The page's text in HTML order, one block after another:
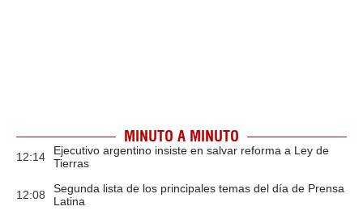
MINUTO A MINUTO
12:14
Ejecutivo argentino insiste en salvar reforma a Ley de
Tierras
12:08
Segunda lista de los principales temas del día de Prensa
Latina